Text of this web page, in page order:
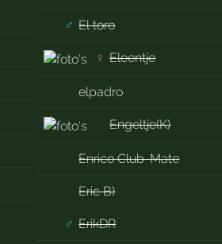
♂ El toro
♀ Eleentje
elpadro
Engeltje(K)
Enrico Club-Mate
Eric B)
♂ ErikDR